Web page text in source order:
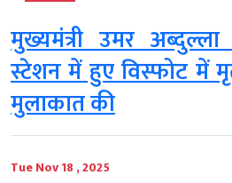
मुख्यमंत्री उमर
स्टेशन में हुए विस्फोट में
मुलाकात की
Tue Nov 18 , 2025